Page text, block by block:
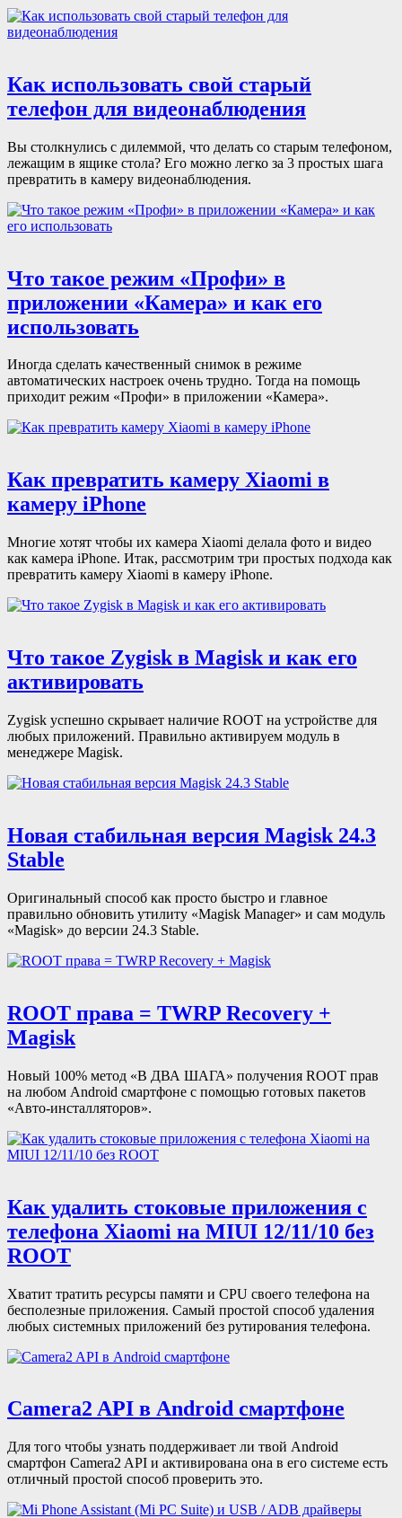
Как использовать свой старый
телефон для видеонаблюдения
Вы столкнулись с дилеммой, что делать со старым телефоном,
лежащим в ящике стола? Его можно легко за 3 простых шага
превратить в камеру видеонаблюдения.
Что такое режим «Профи» в
приложении «Камера» и как его
использовать
Иногда сделать качественный снимок в режиме
автоматических настроек очень трудно. Тогда на помощь
приходит режим «Профи» в приложении «Камера».
Как превратить камеру Xiaomi в
камеру iPhone
Многие хотят чтобы их камера Xiaomi делала фото и видео
как камера iPhone. Итак, рассмотрим три простых подхода как
превратить камеру Xiaomi в камеру iPhone.
Что такое Zygisk в Magisk и как его
активировать
Zygisk успешно скрывает наличие ROOT на устройстве для
любых приложений. Правильно активируем модуль в
менеджере Magisk.
Новая стабильная версия Magisk 24.3
Stable
Оригинальный способ как просто быстро и главное
правильно обновить утилиту «Magisk Manager» и сам модуль
«Magisk» до версии 24.3 Stable.
ROOT права = TWRP Recovery +
Magisk
Новый 100% метод «В ДВА ШАГА» получения ROOT прав
на любом Android смартфоне с помощью готовых пакетов
«Авто-инсталляторов».
Как удалить стоковые приложения с
телефона Xiaomi на MIUI 12/11/10 без
ROOT
Хватит тратить ресурсы памяти и CPU своего телефона на
бесполезные приложения. Самый простой способ удаления
любых системных приложений без рутирования телефона.
Camera2 API в Android смартфоне
Для того чтобы узнать поддерживает ли твой Android
смартфон Camera2 API и активирована она в его системе есть
отличный простой способ проверить это.